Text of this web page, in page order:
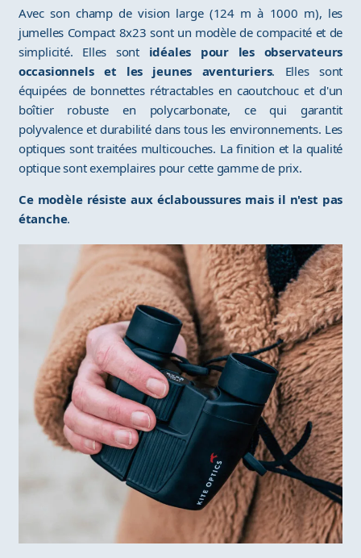
Avec son champ de vision large (124 m à 1000 m), les
jumelles Compact 8x23 sont un modèle de compacité et de
simplicité. Elles sont idéales pour les observateurs
occasionnels et les jeunes aventuriers. Elles sont
équipées de bonnettes rétractables en caoutchouc et d'un
boîtier robuste en polycarbonate, ce qui garantit
polyvalence et durabilité dans tous les environnements. Les
optiques sont traitées multicouches. La finition et la qualité
optique sont exemplaires pour cette gamme de prix.
Ce modèle résiste aux éclaboussures mais il n'est pas
étanche.